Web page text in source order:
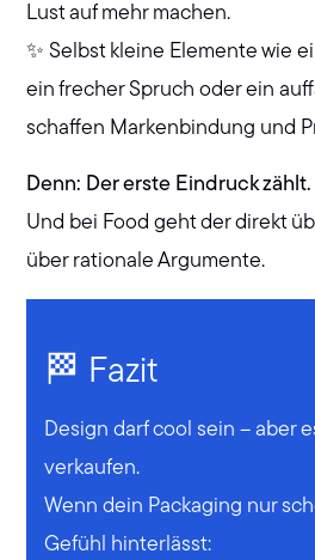
Lust auf mehr machen.
✨ Selbst kleine Elemente wie
ein frecher Spruch oder ein
schaffen Markenbindung und
Denn: Der erste Eindruck zählt.
Und bei Food geht der direkt
über rationale Argumente.
🏁 Fazit
Design darf cool sein – aber
verkaufen.
Wenn dein Packaging nur
Gefühl hinterlässt: